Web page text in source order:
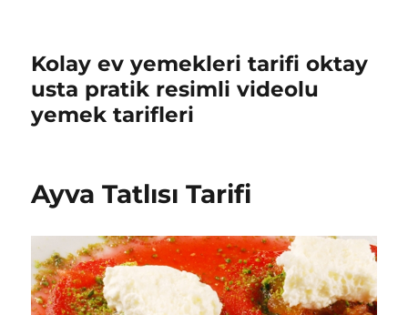
Kolay ev yemekleri tarifi oktay
usta pratik resimli videolu
yemek tarifleri
Ayva Tatlısı Tarifi